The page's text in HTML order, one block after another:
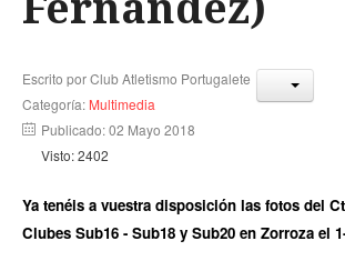
Escrito porClub Atletismo Portugalete
Categoría: Multimedia
Publicado: 02 Mayo 2018
Visto: 2402
Ya tenéis a vuestra disposición las fotos del
Clubes Sub16 - Sub18 y Sub20 en Zorroza el